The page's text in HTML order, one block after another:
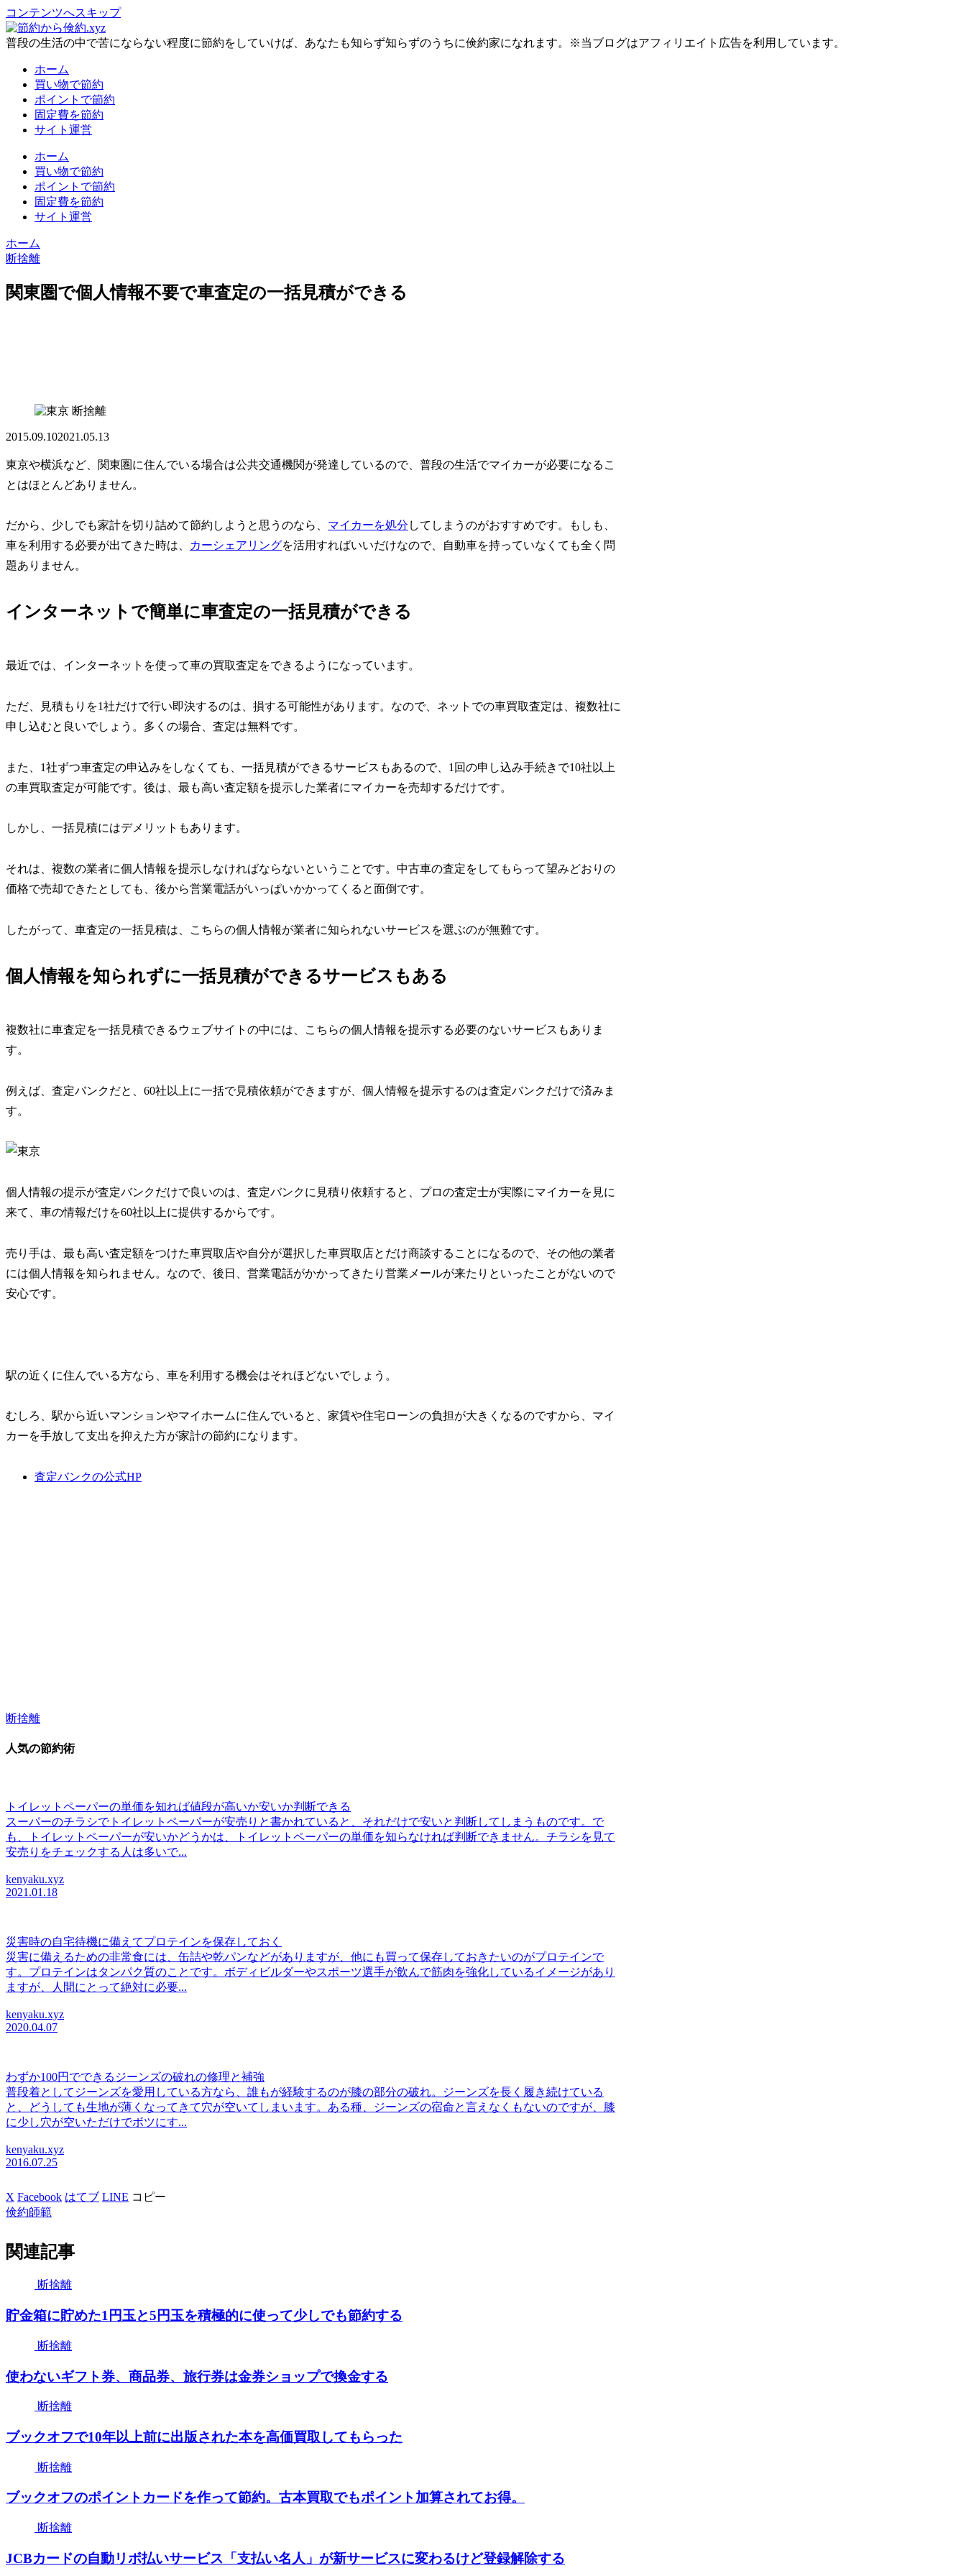
コンテンツへスキップ
普段の生活の中で苦にならない程度に節約をしていけば、あなたも知らず知らずのうちに倹約家になれます。※当ブログはアフィリエイト広告を利用しています。
ホーム
買い物で節約
ポイントで節約
固定費を節約
サイト運営
ホーム
買い物で節約
ポイントで節約
固定費を節約
サイト運営
ホーム
断捨離
関東圏で個人情報不要で車査定の一括見積ができる
断捨離
2015.09.102021.05.13
東京や横浜など、関東圏に住んでいる場合は公共交通機関が発達しているので、普段の生活でマイカーが必要になるこ
とはほとんどありません。
だから、少しでも家計を切り詰めて節約しようと思うのなら、 マイカーを処分 してしまうのがおすすめです。もしも、
車を利用する必要が出てきた時は、
カーシェアリングを活用すればいいだけなので、自動車を持っていなくても全く問
題ありません。
インターネットで簡単に車査定の一括見積ができる
最近では、インターネットを使って車の買取査定をできるようになっています。
ただ、見積もりを1社だけで行い即決するのは、損する可能性があります。なので、ネットでの車買取査定は、複数社に
申し込むと良いでしょう。多くの場合、査定は無料です。
また、1社ずつ車査定の申込みをしなくても、一括見積ができるサービスもあるので、1回の申し込み手続きで10社以上
の車買取査定が可能です。後は、最も高い査定額を提示した業者にマイカーを売却するだけです。
しかし、一括見積にはデメリットもあります。
それは、複数の業者に個人情報を提示しなければならないということです。中古車の査定をしてもらって望みどおりの
価格で売却できたとしても、後から営業電話がいっぱいかかってくると面倒です。
したがって、車査定の一括見積は、こちらの個人情報が業者に知られないサービスを選ぶのが無難です。
個人情報を知られずに一括見積ができるサービスもある
複数社に車査定を一括見積できるウェブサイトの中には、こちらの個人情報を提示する必要のないサービスもありま
す。
例えば、査定バンクだと、60社以上に一括で見積依頼ができますが、個人情報を提示するのは査定バンクだけで済みま
す。
個人情報の提示が査定バンクだけで良いのは、査定バンクに見積り依頼すると、プロの査定士が実際にマイカーを見に
来て、車の情報だけを60社以上に提供するからです。
売り手は、最も高い査定額をつけた車買取店や自分が選択した車買取店とだけ商談することになるので、その他の業者
には個人情報を知られません。なので、後日、営業電話がかかってきたり営業メールが来たりといったことがないので
安心です。
駅の近くに住んでいる方なら、車を利用する機会はそれほどないでしょう。
むしろ、駅から近いマンションやマイホームに住んでいると、家賃や住宅ローンの負担が大きくなるのですから、マイ
カーを手放して支出を抑えた方が家計の節約になります。
査定バンクの公式HP
断捨離
人気の節約術
トイレットペーパーの単価を知れば値段が高いか安いか判断できる
スーパーのチラシでトイレットペーパーが安売りと書かれていると、それだけで安いと判断してしまうものです。で
も、トイレットペーパーが安いかどうかは、トイレットペーパーの単価を知らなければ判断できません。チラシを見て
安売りをチェックする人は多いで...
kenyaku.xyz
2021.01.18
災害時の自宅待機に備えてプロテインを保存しておく
災害に備えるための非常食には、缶詰や乾パンなどがありますが、他にも買って保存しておきたいのがプロテインで
す。プロテインはタンパク質のことです。ボディビルダーやスポーツ選手が飲んで筋肉を強化しているイメージがあり
ますが、人間にとって絶対に必要...
kenyaku.xyz
2020.04.07
わずか100円でできるジーンズの破れの修理と補強
普段着としてジーンズを愛用している方なら、誰もが経験するのが膝の部分の破れ。ジーンズを長く履き続けている
と、どうしても生地が薄くなってきて穴が空いてしまいます。ある種、ジーンズの宿命と言えなくもないのですが、膝
に少し穴が空いただけでボツにす...
kenyaku.xyz
2016.07.25
X Facebook はてブ LINE コピー
倹約師範
関連記事
断捨離
貯金箱に貯めた1円玉と5円玉を積極的に使って少しでも節約する
断捨離
使わないギフト券、商品券、旅行券は金券ショップで換金する
断捨離
ブックオフで10年以上前に出版された本を高価買取してもらった
断捨離
ブックオフのポイントカードを作って節約。古本買取でもポイント加算されてお得。
断捨離
JCBカードの自動リボ払いサービス「支払い名人」が新サービスに変わるけど登録解除する